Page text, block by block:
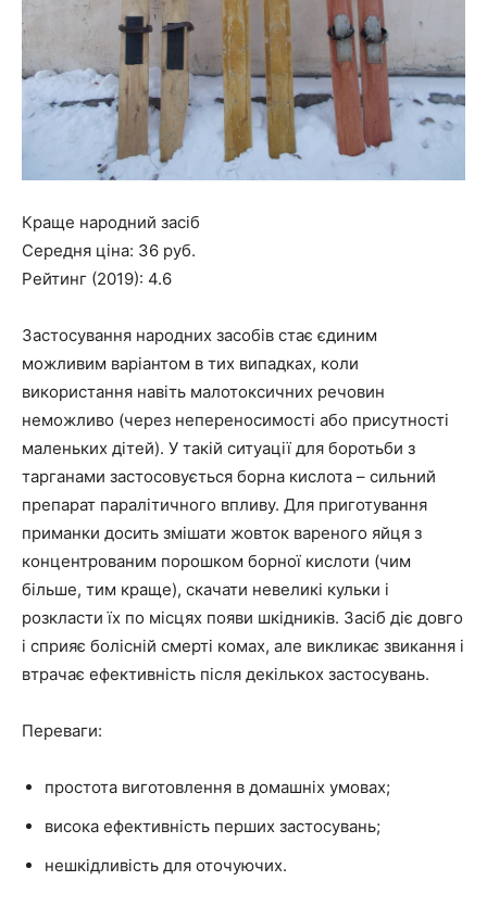
Краще народний засіб
Середня ціна: 36 руб.
Рейтинг (2019): 4.6
Застосування народних засобів стає єдиним
можливим варіантом в тих випадках, коли
використання навіть малотоксичних речовин
неможливо (через непереносимості або присутності
маленьких дітей). У такій ситуації для боротьби з
тарганами застосовується борна кислота – сильний
препарат паралітичного впливу. Для приготування
приманки досить змішати жовток вареного яйця з
концентрованим порошком борної кислоти (чим
більше, тим краще), скачати невеликі кульки і
розкласти їх по місцях появи шкідників. Засіб діє довго
і сприяє болісній смерті комах, але викликає звикання і
втрачає ефективність після декількох застосувань.
Переваги:
простота виготовлення в домашніх умовах;
висока ефективність перших застосувань;
нешкідливість для оточуючих.